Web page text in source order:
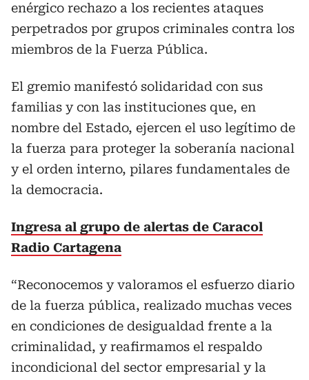
enérgico rechazo a los recientes ataques
perpetrados por grupos criminales contra los
miembros de la Fuerza Pública.
El gremio manifestó solidaridad con sus
familias y con las instituciones que, en
nombre del Estado, ejercen el uso legítimo de
la fuerza para proteger la soberanía nacional
y el orden interno, pilares fundamentales de
la democracia.
Ingresa al grupo de alertas de Caracol
Radio Cartagena
“Reconocemos y valoramos el esfuerzo diario
de la fuerza pública, realizado muchas veces
en condiciones de desigualdad frente a la
criminalidad, y reafirmamos el respaldo
incondicional del sector empresarial y la